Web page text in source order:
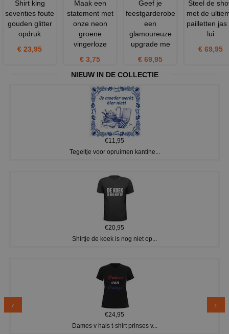
Shirt king
seventies foute
gouden glitter
opdruk
€ 23,95
Maak een
statement met
onze neon
groene
vingerloze
€ 3,75
Geef je
feestgarderobe
een
glamoureuze
upgrade me
€ 69,95
Steel de
met de
pailletten jas
lui
€ 69,95
NIEUW IN DE COLLECTIE
€11,95
Tegeltje voor opruimen kantine...
€20,95
Shirtje de koek is nog niet op...
€24,95
Dames v hals t-shirt prinses v...